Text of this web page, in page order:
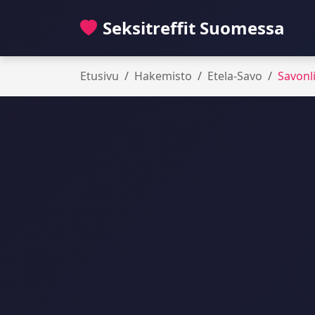
Seksitreffit Suomessa
Etusivu Hakemisto Etela-Savo